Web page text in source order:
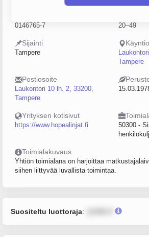
0146765-7 20–49
Sijainti
Tampere
Tampere
Postiosoite
Laukontori 10 lh. 2, 33200,
Tampere
Yrityksen kotisivut
https://www.hopealinjat.fi
50300 -
Toimialakuvaus
Yhtiön toimialana on harjoittaa
siihen liittyvää luvallista toimintaa.
Suositeltu luottoraja: